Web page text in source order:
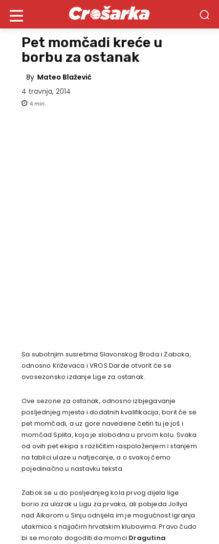
Pet momčadi kreće u
borbu za ostanak
By Mateo Blažević
4 travnja, 2014
4 min.
Sa subotnjim susretima Slavonskog Broda i Zaboka,
odnosno Križevaca i VROS Darde otvorit će se
ovosezonsko izdanje Lige za ostanak.
Ove sezone za ostanak, odnosno izbjegavanje
posljednjeg mjesta i dodatnih kvalifikacija, borit će se
pet momčadi, a uz gore navedene četiri tu je još i
momčad Splita, koja je slobodna u prvom kolu. Svaka
od ovih pet ekipa s različitim raspoloženjem i stanjem
na tablici ulaze u natjecanje, a o svakoj ćemo
pojedinačno u nastavku teksta.
Zabok se u do posljednjeg kola prvog dijela lige
borio za ulazak u Ligu za prvaka, ali pobjeda Jollya
nad Alkarom u Sinju odnijela im je mogućnost igranja
utakmica s najjačim hrvatskim klubovima. Pravo čudo
bi se moralo dogoditi da momci Dragutina